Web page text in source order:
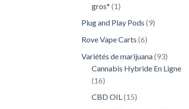
gros* 11
Plug and Play Pods 99
Rove Vape Carts 66
Variétés de marijuana 9393
produits
Cannabis Hybride En Ligne
1616
CBD OIL 1515